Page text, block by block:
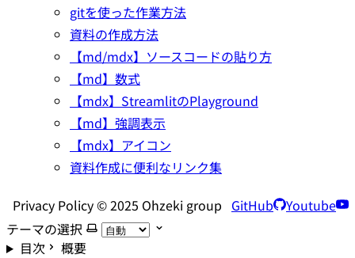
gitを使った作業方法
資料の作成方法
【md/mdx】ソースコードの貼り方
【md】数式
【mdx】StreamlitのPlayground
【md】強調表示
【mdx】アイコン
資料作成に便利なリンク集
Privacy Policy © 2025 Ohzeki group GitHub
Youtube
テーマの選択
目次
概要